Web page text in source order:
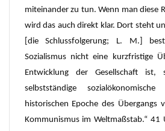
miteinander zu tun. Wenn man diese
wird das auch direkt klar. Dort steht
[die Schlussfolgerung; L. M.]
Sozialismus nicht eine kurzfristige
Entwicklung der Gesellschaft ist,
selbstständige
historischen Epoche des Übergangs
Kommunismus im Weltmaßstab.“ 41